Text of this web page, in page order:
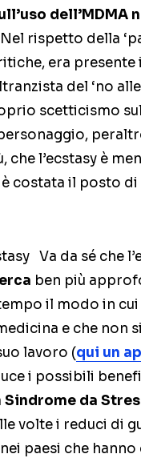
rispetto della
era presente
del ‘no
scetticismo
che l’ecstasy è
costata il posto
Va da sé che
ben più
il modo in
e che non
lavoro (qui un
i possibili
Sindrome da
volte i reduci di
paesi che